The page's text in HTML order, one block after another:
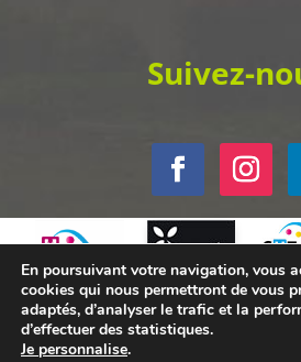
Suivez-
En poursuivant votre navigation, vous
cookies qui nous permettront de vous
adaptés, d’analyser le trafic et la
d’effectuer des statistiques.
Je personnalise.